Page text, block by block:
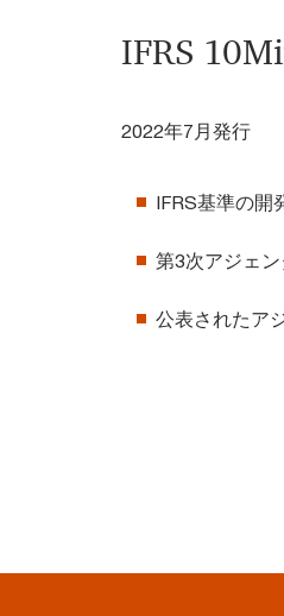
IFRS
2022年7月発行
IFRS基準の開
第3次アジェ
公表されたア